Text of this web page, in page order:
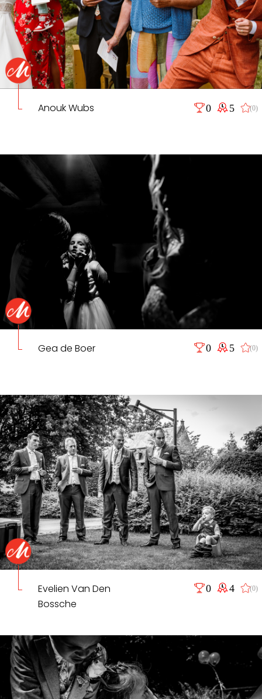
Anouk Wubs 0 5 (0)
Gea de Boer 0 5 (0)
Evelien Van Den
Bossche
0 4 (0)